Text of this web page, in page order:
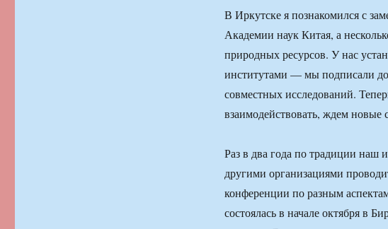
В Иркутске я познакомился с
Академии наук Китая, а
природных ресурсов. У нас
институтами — мы подписали
совместных исследований.
взаимодействовать, ждем
Раз в два года по традиции наш
другими организациями
конференции по разным
состоялась в начале октября в